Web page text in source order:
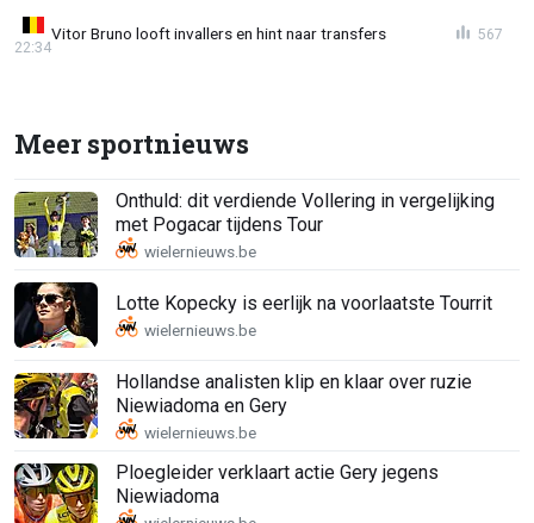
Vitor Bruno looft invallers en hint naar transfers
22:34
567
Meer sportnieuws
Onthuld: dit verdiende Vollering in vergelijking
met Pogacar tijdens Tour
Lotte Kopecky is eerlijk na voorlaatste Tourrit
Hollandse analisten klip en klaar over ruzie
Niewiadoma en Gery
Ploegleider verklaart actie Gery jegens
Niewiadoma